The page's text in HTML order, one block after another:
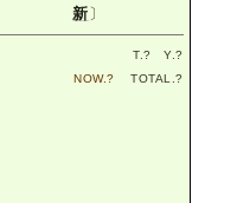
新 〕
T.? Y.?
NOW.? TOTAL.?